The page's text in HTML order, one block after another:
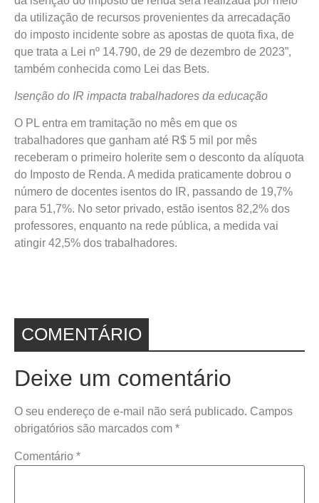
da utilização de recursos provenientes da arrecadação
do imposto incidente sobre as apostas de quota fixa, de
que trata a Lei nº 14.790, de 29 de dezembro de 2023”,
também conhecida como Lei das Bets.
Isenção do IR impacta trabalhadores da educação
O PL entra em tramitação no mês em que os
trabalhadores que ganham até R$ 5 mil por mês
receberam o primeiro holerite sem o desconto da alíquota
do Imposto de Renda. A medida praticamente dobrou o
número de docentes isentos do IR, passando de 19,7%
para 51,7%. No setor privado, estão isentos 82,2% dos
professores, enquanto na rede pública, a medida vai
atingir 42,5% dos trabalhadores.
COMENTÁRIO
Deixe um comentário
O seu endereço de e-mail não será publicado. Campos
obrigatórios são marcados com *
Comentário *